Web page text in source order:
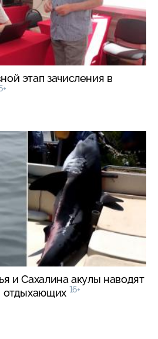
этап зачисления в
и Сахалина акулы наводят
отдыхающих 16+